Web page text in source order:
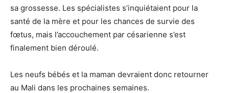
sa grossesse. Les spécialistes s’inquiétaient pour la
santé de la mère et pour les chances de survie des
fœtus, mais l’accouchement par césarienne s’est
finalement bien déroulé.
Les neufs bébés et la maman devraient donc retourner
au Mali dans les prochaines semaines.